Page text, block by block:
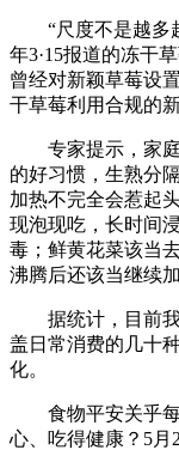
“尺度不是越多越
年3·15报道的冻干
曾经对新颖草莓设
干草莓利用合规的
专家提示，家庭
的好习惯，生熟分
加热不完全会惹起
现泡现吃，长时间
毒；鲜黄花菜该当
沸腾后还该当继续
据统计，目前我
盖日常消费的几十
化。
食物平安关乎每
心、吃得健康？5月